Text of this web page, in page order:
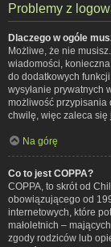
Problemy z
Dlaczego w ogóle
Możliwe, że nie
wiadomości,
do dodatkowych
wysyłanie prywatnych
możliwość przypisania
chwilę, więc zaleca się
Na górę
Co to jest COPPA?
COPPA, to skrót od
obowiązującego od
internetowych, które
małoletnich –
zgody rodziców lub